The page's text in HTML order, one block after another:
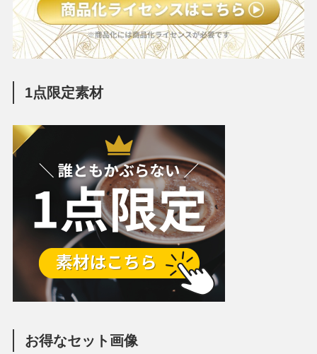
1点限定素材
お得なセット画像